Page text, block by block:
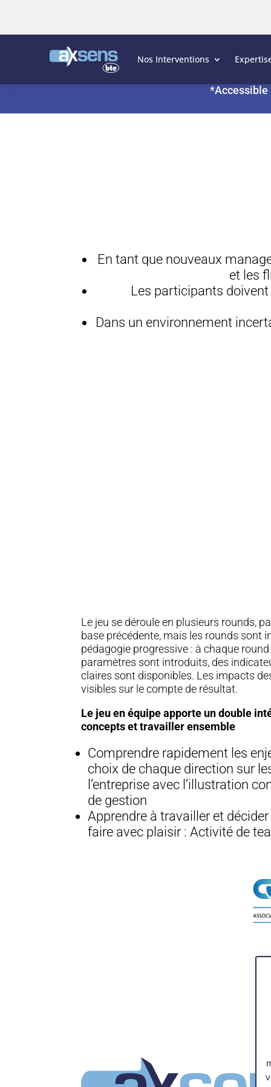
Nos Interventions
*Accessible
En tant que nouveaux
et les
Les participants
Dans un environnement
Le jeu se déroule en plusieurs rounds,
base précédente, mais les rounds sont
pédagogie progressive : à chaque
paramètres sont introduits, des
claires sont disponibles. Les impacts
visibles sur le compte de résultat.
Le jeu en équipe apporte un double
concepts et travailler ensemble
Comprendre rapidement les
choix de chaque direction sur
l’entreprise avec l’illustration
de gestion
Apprendre à travailler et
faire avec plaisir : Activité de